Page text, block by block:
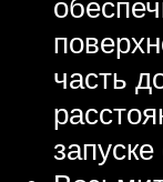
часть